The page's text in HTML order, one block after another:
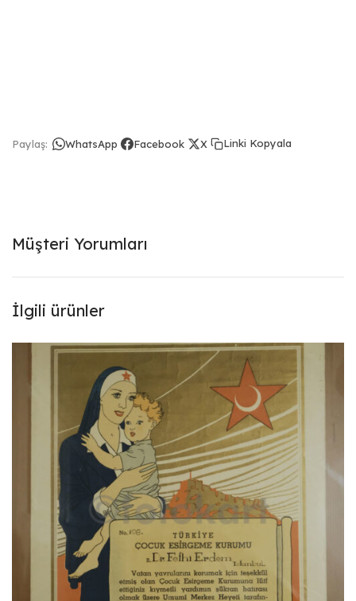
Paylaş: WhatsApp Facebook X Linki Kopyala
Müşteri Yorumları
İlgili ürünler